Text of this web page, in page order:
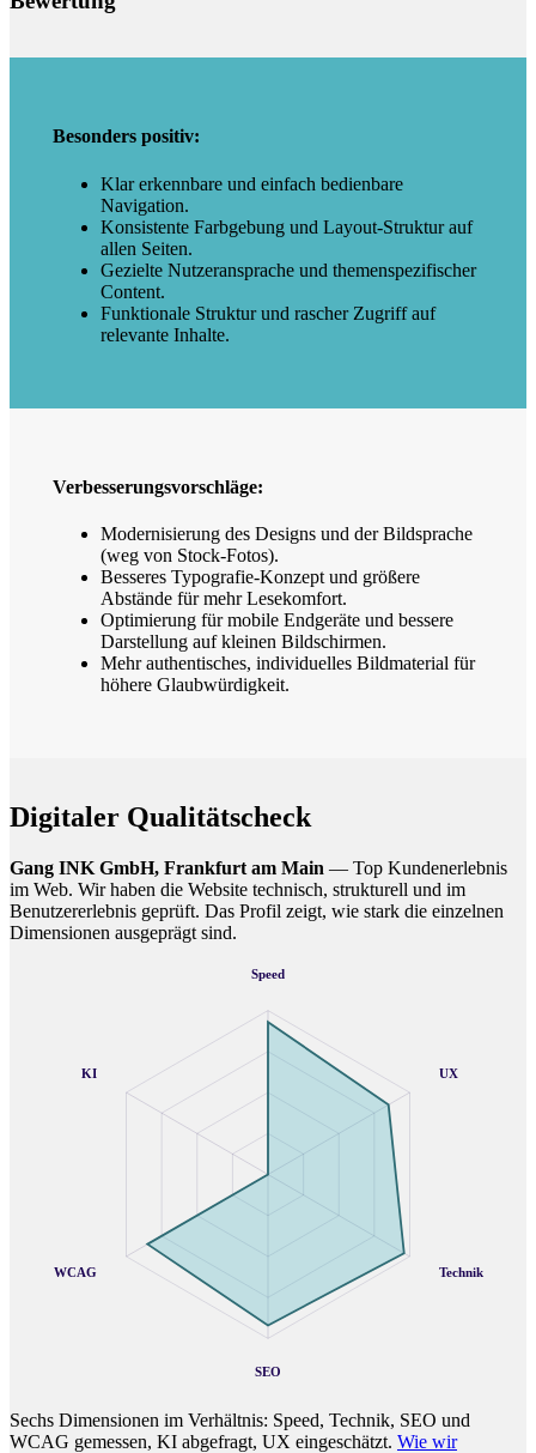
Besonders positiv:
Klar erkennbare und einfach bedienbare
Navigation.
Konsistente Farbgebung und Layout-Struktur auf
allen Seiten.
Gezielte Nutzeransprache und themenspezifischer
Content.
Funktionale Struktur und rascher Zugriff auf
relevante Inhalte.
Verbesserungsvorschläge:
Modernisierung des Designs und der Bildsprache
(weg von Stock-Fotos).
Besseres Typografie-Konzept und größere
Abstände für mehr Lesekomfort.
Optimierung für mobile Endgeräte und bessere
Darstellung auf kleinen Bildschirmen.
Mehr authentisches, individuelles Bildmaterial für
höhere Glaubwürdigkeit.
Digitaler Qualitätscheck
Gang INK GmbH, Frankfurt am Main — Top Kundenerlebnis
im Web. Wir haben die Website technisch, strukturell und im
Benutzererlebnis geprüft. Das Profil zeigt, wie stark die einzelnen
Dimensionen ausgeprägt sind.
Speed
UX
Technik
SEO
WCAG
KI
Sechs Dimensionen im Verhältnis: Speed, Technik, SEO und
WCAG gemessen, KI abgefragt, UX eingeschätzt. Wie wir